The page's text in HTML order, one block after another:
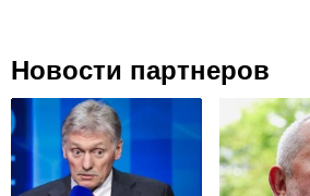
Новости партнеров